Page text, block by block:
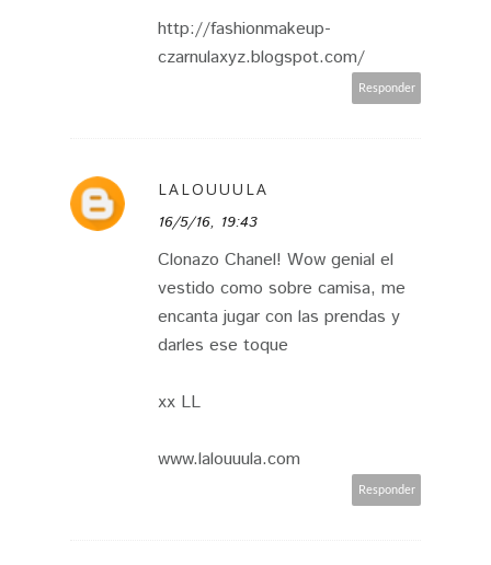
http://fashionmakeup-
czarnulaxyz.blogspot.com/
Responder
LALOUUULA
16/5/16, 19:43
Clonazo Chanel! Wow genial el
vestido como sobre camisa, me
encanta jugar con las prendas y
darles ese toque
xx LL
www.lalouuula.com
Responder